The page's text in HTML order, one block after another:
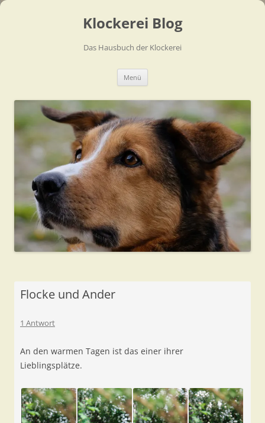
Klockerei Blog
Das Hausbuch der Klockerei
Menü
Flocke und Ander
1 Antwort
An den warmen Tagen ist das einer ihrer
Lieblingsplätze.